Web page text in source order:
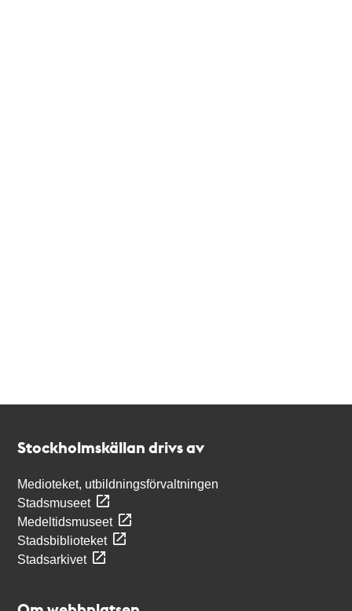
Stockholmskällan drivs av
Medioteket, utbildningsförvaltningen
Stadsmuseet
Medeltidsmuseet
Stadsbiblioteket
Stadsarkivet